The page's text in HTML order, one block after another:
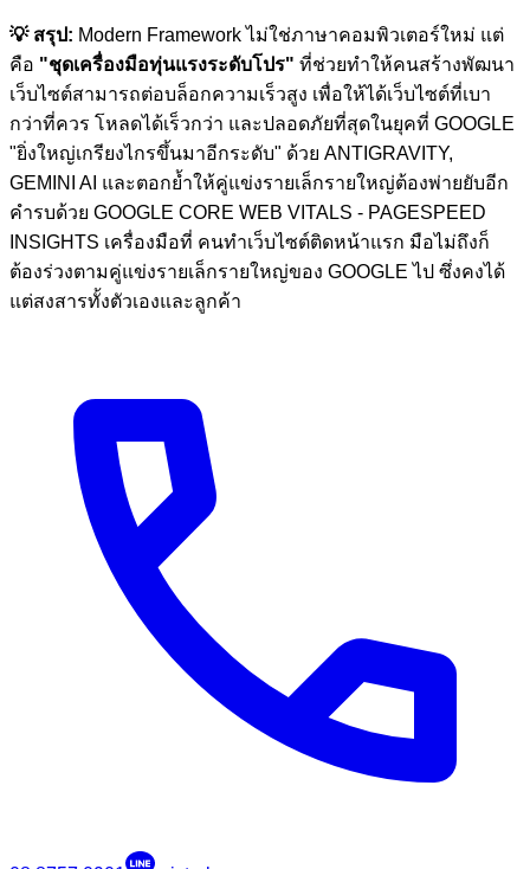
💡 สรุป: Modern Framework ไม่ใช่ภาษาคอมพิวเตอร์ใหม่ แต่
คือ "ชุดเครื่องมือทุ่นแรงระดับโปร" ที่ช่วยทำให้คนสร้างพัฒนา
เว็บไซต์สามารถต่อบล็อกความเร็วสูง เพื่อให้ได้เว็บไซต์ที่เบา
กว่าที่ควร โหลดได้เร็วกว่า และปลอดภัยที่สุดในยุคที่ GOOGLE
"ยิ่งใหญ่เกรียงไกรขึ้นมาอีกระดับ" ด้วย ANTIGRAVITY,
GEMINI AI และตอกย้ำให้คู่แข่งรายเล็กรายใหญ่ต้องพ่ายยับอีก
คำรบด้วย GOOGLE CORE WEB VITALS - PAGESPEED
INSIGHTS เครื่องมือที่ คนทำเว็บไซต์ติดหน้าแรก มือไม่ถึงก็
ต้องร่วงตามคู่แข่งรายเล็กรายใหญ่ของ GOOGLE ไป ซึ่งคงได้
แต่สงสารทั้งตัวเองและลูกค้า